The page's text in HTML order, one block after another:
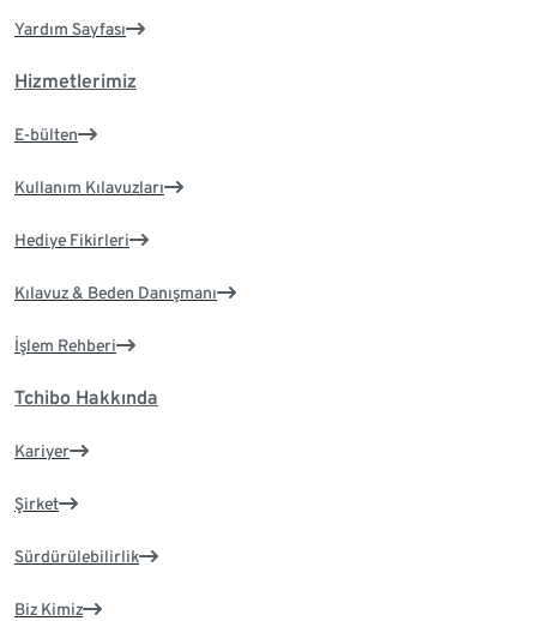
Yardım Sayfası
Hizmetlerimiz
E-bülten
Kullanım Kılavuzları
Hediye Fikirleri
Kılavuz & Beden Danışmanı
İşlem Rehberi
Tchibo Hakkında
Kariyer
Şirket
Sürdürülebilirlik
Biz Kimiz